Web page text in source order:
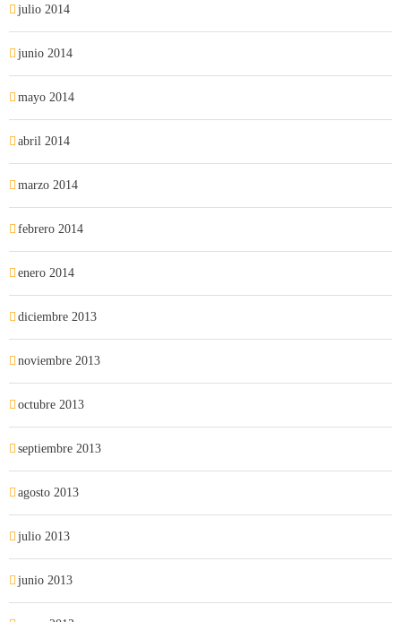
julio 2014
junio 2014
mayo 2014
abril 2014
marzo 2014
febrero 2014
enero 2014
diciembre 2013
noviembre 2013
octubre 2013
septiembre 2013
agosto 2013
julio 2013
junio 2013